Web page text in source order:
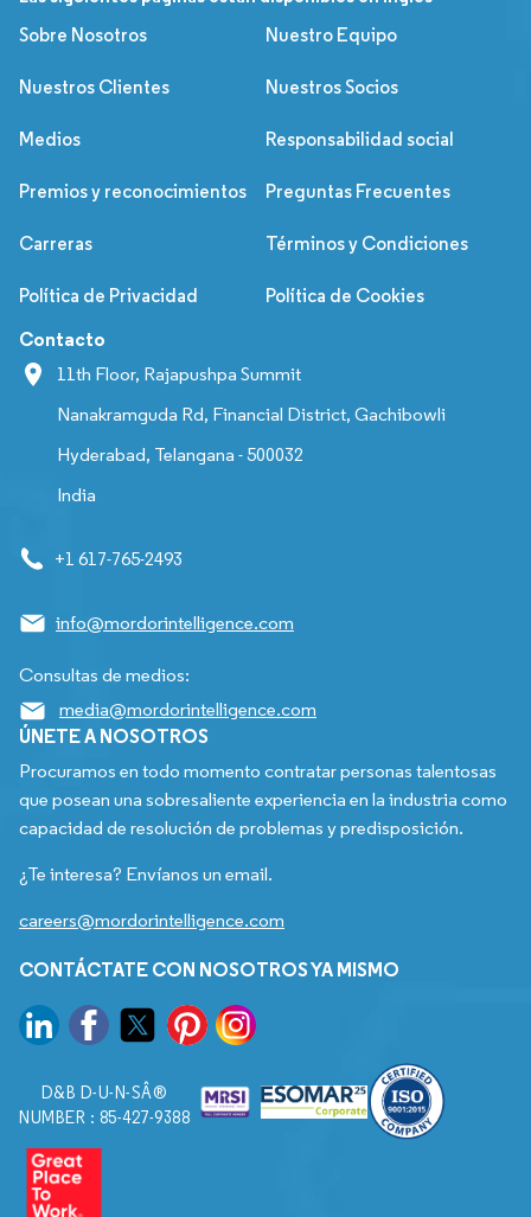
Sobre Nosotros
Nuestro Equipo
Nuestros Clientes Nuestros Socios
Medios Responsabilidad social
Premios y reconocimientos Preguntas Frecuentes
Carreras Términos y Condiciones
Política de Privacidad Política de Cookies
Contacto
11th Floor, Rajapushpa Summit
Nanakramguda Rd, Financial District, Gachibowli
Hyderabad, Telangana - 500032
India
+1 617-765-2493
info@mordorintelligence.com
Consultas de medios:
media@mordorintelligence.com
ÚNETE A NOSOTROS
Procuramos en todo momento contratar personas talentosas
que posean una sobresaliente experiencia en la industria como
capacidad de resolución de problemas y predisposición.
¿Te interesa? Envíanos un email.
careers@mordorintelligence.com
CONTÁCTATE CON NOSOTROS YA MISMO
D&B D-U-N-SÂ®
NUMBER : 85-427-9388